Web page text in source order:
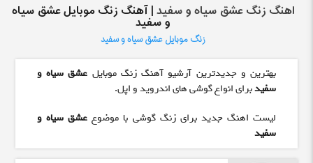
اهنگ زنگ عشق سیاه و سفید| آهنگ زنگ موبایل عشق سیاه
و سفید
زنگ موبایل عشق سیاه و سفید
بهترین و جدیدترین آرشیو آهنگ زنگ موبایل عشق سیاه و
سفیدبرای انواع گوشی های اندروید و اپل.
لیست اهنگ جدید برای زنگ گوشی با موضوععشق سیاه و
سفید